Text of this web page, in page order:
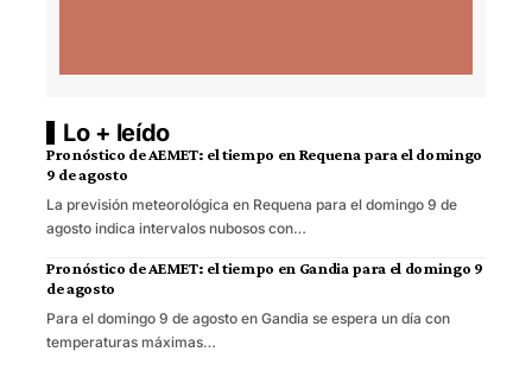
Lo + leído
Pronóstico de AEMET: el tiempo en Requena para el domingo
9 de agosto
La previsión meteorológica en Requena para el domingo 9 de
agosto indica intervalos nubosos con…
Pronóstico de AEMET: el tiempo en Gandia para el domingo 9
de agosto
Para el domingo 9 de agosto en Gandia se espera un día con
temperaturas máximas…